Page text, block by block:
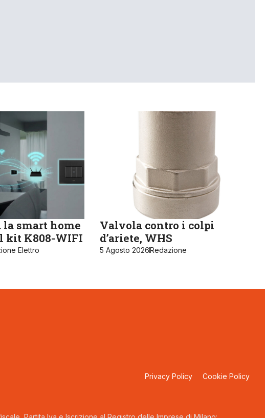
smart home
kit K808-WIFI
Elettro
Valvola contro i colpi
d’ariete, WHS
5 Agosto 2026Redazione
Privacy Policy Cookie Policy